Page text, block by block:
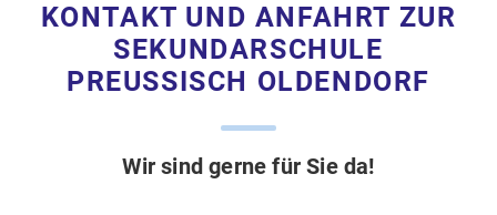
KONTAKT UND ANFAHRT ZUR
SEKUNDARSCHULE
PREUSSISCH OLDENDORF
Wir sind gerne für Sie da!